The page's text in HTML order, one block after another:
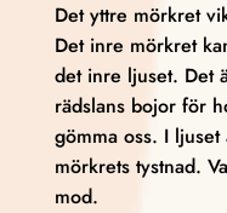
Det yttre mörkret
Det inre mörkret
det inre ljuset. Det
rädslans bojor för
gömma oss. I
mörkrets tystnad.
mod.